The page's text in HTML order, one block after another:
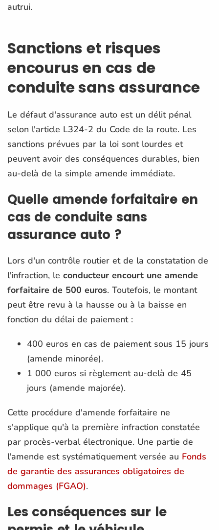
autrui.
Sanctions et risques
encourus en cas de
conduite sans assurance
Le défaut d'assurance auto est un délit pénal
selon l'article L324-2 du Code de la route. Les
sanctions prévues par la loi sont lourdes et
peuvent avoir des conséquences durables, bien
au-delà de la simple amende immédiate.
Quelle amende forfaitaire en
cas de conduite sans
assurance auto ?
Lors d'un contrôle routier et de la constatation de
l'infraction, le conducteur encourt une amende
forfaitaire de 500 euros. Toutefois, le montant
peut être revu à la hausse ou à la baisse en
fonction du délai de paiement :
400 euros en cas de paiement sous 15 jours
(amende minorée).
1 000 euros si règlement au-delà de 45
jours (amende majorée).
Cette procédure d'amende forfaitaire ne
s'applique qu'à la première infraction constatée
par procès-verbal électronique. Une partie de
l'amende est systématiquement versée au Fonds
de garantie des assurances obligatoires de
dommages (FGAO).
Les conséquences sur le